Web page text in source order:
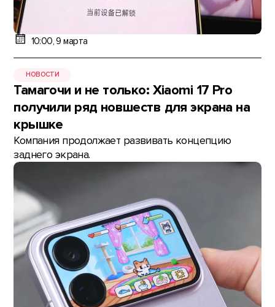
10:00, 9 марта
НОВОСТИ
Тамагочи и не только: Xiaomi 17 Pro
получили ряд новшеств для экрана на
крышке
Компания продолжает развивать концепцию
заднего экрана.